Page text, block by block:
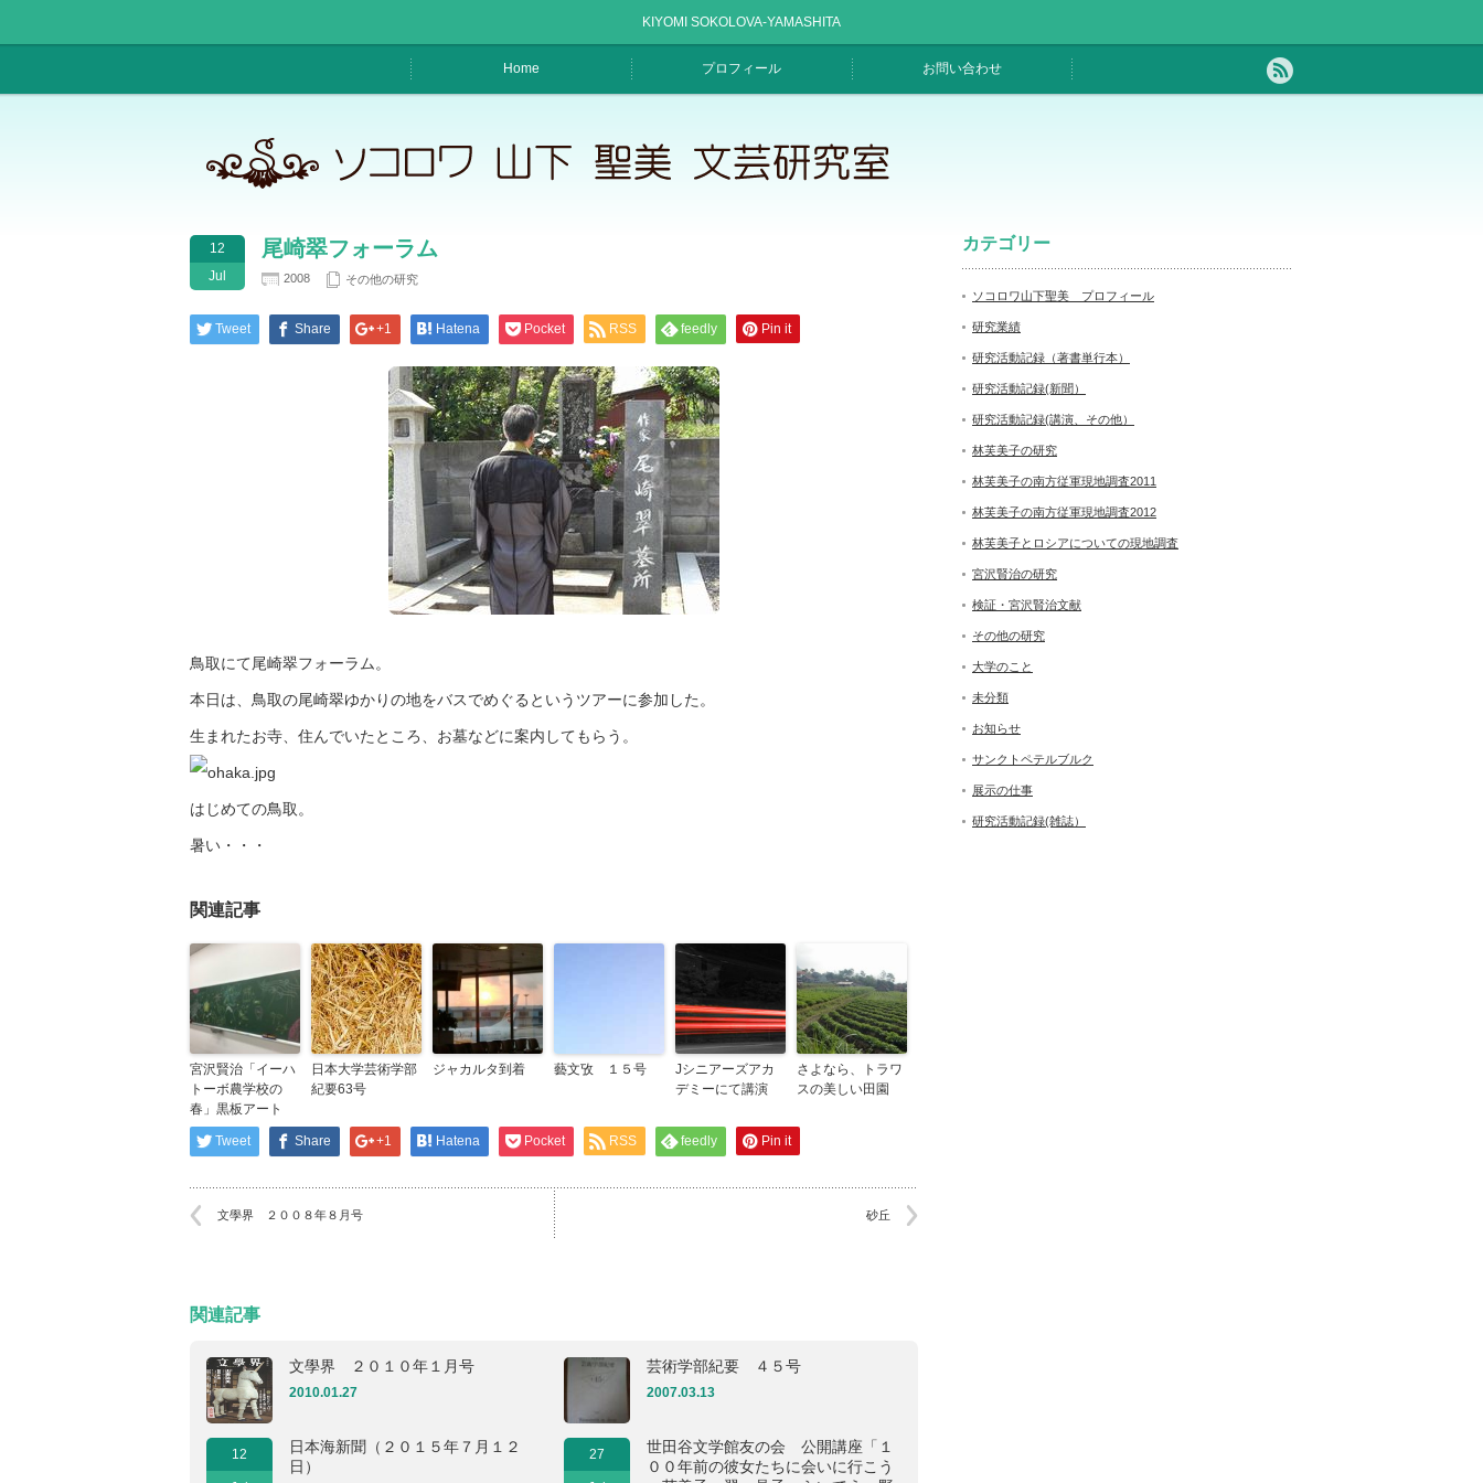
KIYOMI SOKOLOVA-YAMASHITA
Home プロフィール お問い合わせ
12
Jul
尾崎翠フォーラム
2008 その他の研究
Tweet Share +1 Hatena Pocket RSS feedly Pin it
鳥取にて尾崎翠フォーラム。
本日は、鳥取の尾崎翠ゆかりの地をバスでめぐるというツアーに参加した。
生まれたお寺、住んでいたところ、お墓などに案内してもらう。
はじめての鳥取。
暑い・・・
関連記事
宮沢賢治「イーハ
トーボ農学校の
春」黒板アート
日本大学芸術学部
紀要63号
ジャカルタ到着 藝文攷 １５号
Jシニアーズアカ
デミーにて講演
さよなら、トラワ
スの美しい田園
Tweet Share +1 Hatena Pocket RSS feedly Pin it
文學界 ２００８年８月号 砂丘
関連記事
文學界 ２０１０年１月号
2010.01.27
芸術学部紀要 ４５号
2007.03.13
12
日本海新聞（２０１５年７月１２
日）
27
世田谷文学館友の会 公開講座「１
００年前の彼女たちに会いに行こう
カテゴリー
ソコロワ山下聖美 プロフィール
研究業績
研究活動記録（著書単行本）
研究活動記録(新聞）
研究活動記録(講演、その他）
林芙美子の研究
林芙美子の南方従軍現地調査2011
林芙美子の南方従軍現地調査2012
林芙美子とロシアについての現地調査
宮沢賢治の研究
検証・宮沢賢治文献
その他の研究
大学のこと
未分類
お知らせ
サンクトペテルブルク
展示の仕事
研究活動記録(雑誌）